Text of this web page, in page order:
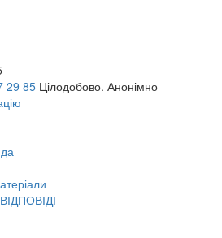
29 85 Цілодобово. Анонімно